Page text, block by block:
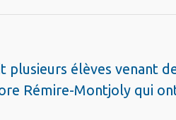
plusieurs élèves venant
Rémire-Montjoly qui